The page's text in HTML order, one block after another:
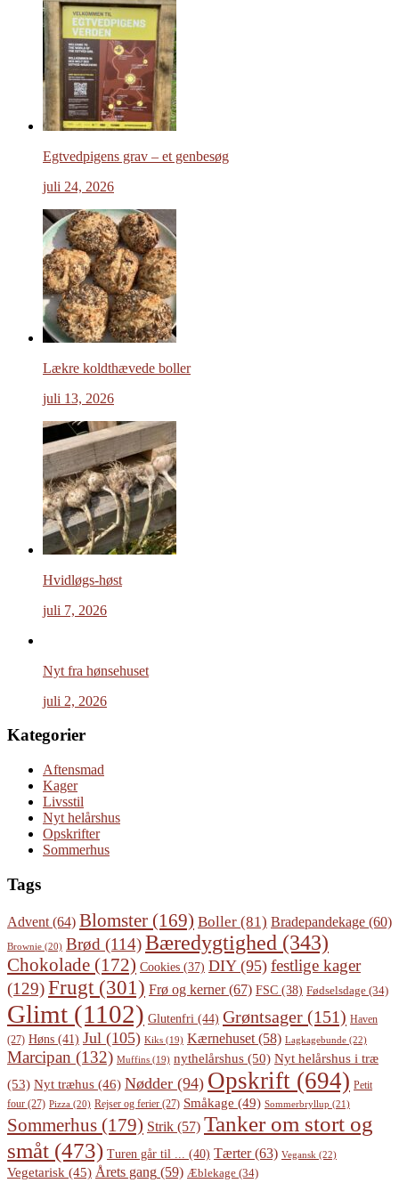
Egtvedpigens grav – et genbesøg
juli 24, 2026
Lækre koldthævede boller
juli 13, 2026
Hvidløgs-høst
juli 7, 2026
Nyt fra hønsehuset
juli 2, 2026
Kategorier
Aftensmad
Kager
Livsstil
Nyt helårshus
Opskrifter
Sommerhus
Tags
Advent (64) Blomster (169) Boller (81) Bradepandekage (60)
Brownie (20) Brød (114)Bæredygtighed (343)
Chokolade (172) Cookies (37) DIY(95) festlige kager
(129)Frugt(301) Frø og kerner(67) FSC (38) Fødselsdage (34)
Glimt (1102) Glutenfri (44) Grøntsager (151) Haven
(27) Høns (41) Jul (105) Kiks (19) Kærnehuset (58) Lagkagebunde (22)
Marcipan (132) Muffins (19) nythelårshus (50) Nyt helårshus i træ
(53) Nyt træhus (46) Nødder (94) Opskrift (694) Petit
four (27) Pizza (20) Rejser og ferier (27) Småkage (49) Sommerbryllup (21)
Sommerhus (179) Strik (57) Tanker om stort og
småt (473) Turen går til ... (40) Tærter(63) Vegansk (22)
Vegetarisk (45) Årets gang (59) Æblekage (34)